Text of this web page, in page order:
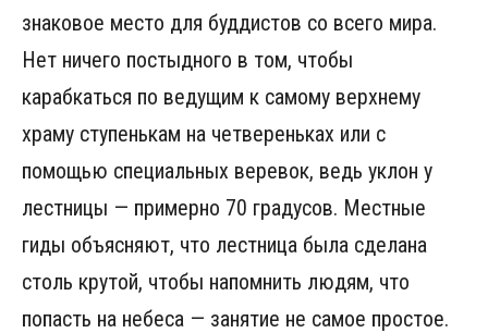
знаковое место для буддистов со всего мира.
Нет ничего постыдного в том, чтобы
карабкаться по ведущим к самому верхнему
храму ступенькам на четвереньках или с
помощью специальных веревок, ведь уклон у
лестницы — примерно 70 градусов. Местные
гиды объясняют, что лестница была сделана
столь крутой, чтобы напомнить людям, что
попасть на небеса — занятие не самое простое.